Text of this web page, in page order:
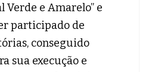
Verde e Amarelo” e
participado de
conseguido
sua execução e